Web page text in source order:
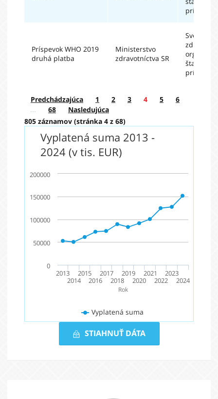
príspevky
Príspevok WHO 2019
druhá platba
Ministerstvo
zdravotníctva SR
Svetová
príspevky
Predchádzajúca 1 2 3 4 5
6
…
68
Nasledujúca
805 záznamov (stránka 4 z 68)
Rok
Vyplatená suma
2013
2014
2015
2016
2017
2018
2019
2020
2021
2022
2023
2024
0
50000
100000
150000
200000
Vyplatená suma 2013 -
2024 (v tis. EUR)
Vyplatená
STIAHNUŤ DÁTA